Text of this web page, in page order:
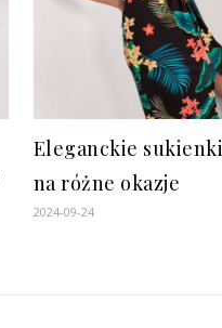
Eleganckie sukienki
na różne okazje
2024-09-24